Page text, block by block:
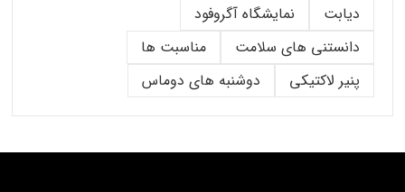
دیابت
نمایشگاه آگروفود
دانستنی های سلامت
مناسبت ها
پنیر لاکتیکی
دوشنبه های دوماس